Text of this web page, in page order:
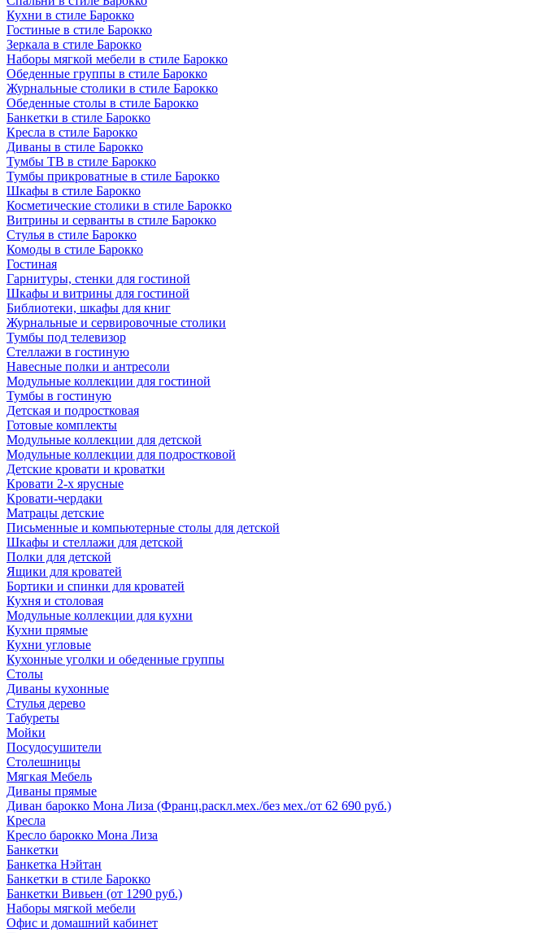
Кухни в стиле Барокко
Гостиные в стиле Барокко
Зеркала в стиле Барокко
Наборы мягкой мебели в стиле Барокко
Обеденные группы в стиле Барокко
Журнальные столики в стиле Барокко
Обеденные столы в стиле Барокко
Банкетки в стиле Барокко
Кресла в стиле Барокко
Диваны в стиле Барокко
Тумбы ТВ в стиле Барокко
Тумбы прикроватные в стиле Барокко
Шкафы в стиле Барокко
Косметические столики в стиле Барокко
Витрины и серванты в стиле Барокко
Стулья в стиле Барокко
Комоды в стиле Барокко
Гостиная
Гарнитуры, стенки для гостиной
Шкафы и витрины для гостиной
Библиотеки, шкафы для книг
Журнальные и сервировочные столики
Тумбы под телевизор
Стеллажи в гостиную
Навесные полки и антресоли
Модульные коллекции для гостиной
Тумбы в гостиную
Детская и подростковая
Готовые комплекты
Модульные коллекции для детской
Модульные коллекции для подростковой
Детские кровати и кроватки
Кровати 2-х ярусные
Кровати-чердаки
Матрацы детские
Письменные и компьютерные столы для детской
Шкафы и стеллажи для детской
Полки для детской
Ящики для кроватей
Бортики и спинки для кроватей
Кухня и столовая
Модульные коллекции для кухни
Кухни прямые
Кухни угловые
Кухонные уголки и обеденные группы
Столы
Диваны кухонные
Стулья дерево
Табуреты
Мойки
Посудосушители
Столешницы
Мягкая Мебель
Диваны прямые
Диван барокко Мона Лиза (Франц.раскл.мех./без мех./от 62 690 руб.)
Кресла
Кресло барокко Мона Лиза
Банкетки
Банкетка Нэйтан
Банкетки в стиле Барокко
Банкетки Вивьен (от 1290 руб.)
Наборы мягкой мебели
Офис и домашний кабинет